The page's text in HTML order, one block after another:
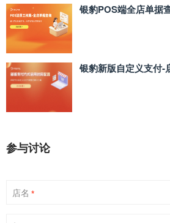
银豹POS端全店单据
银豹新版自定义支付‑
参与讨论
店名 *